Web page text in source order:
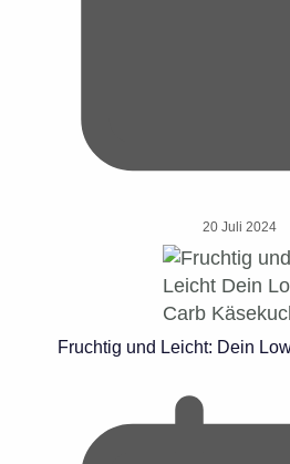
20 Juli 2024
Fruchtig und Leicht: Dein